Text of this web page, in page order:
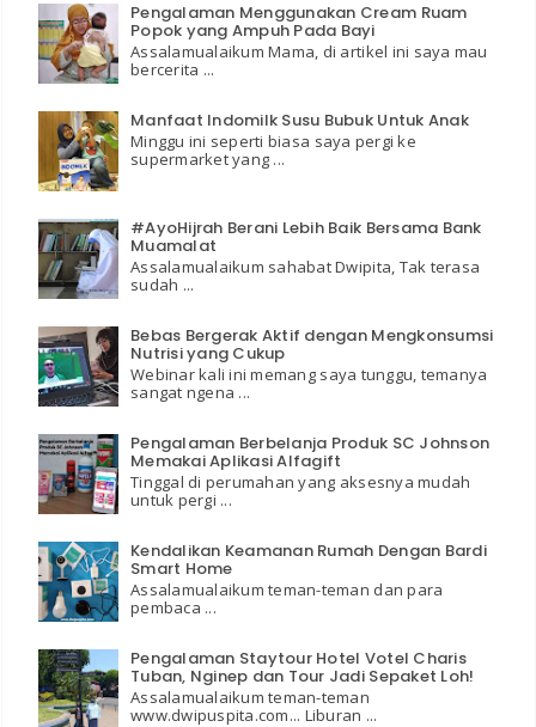
Pengalaman Menggunakan Cream Ruam
Popok yang Ampuh Pada Bayi
Assalamualaikum Mama, di artikel ini saya mau
bercerita ...
Manfaat Indomilk Susu Bubuk Untuk Anak
Minggu ini seperti biasa saya pergi ke
supermarket yang ...
#AyoHijrah Berani Lebih Baik Bersama Bank
Muamalat
Assalamualaikum sahabat Dwipita, Tak terasa
sudah ...
Bebas Bergerak Aktif dengan Mengkonsumsi
Nutrisi yang Cukup
Webinar kali ini memang saya tunggu, temanya
sangat ngena ...
Pengalaman Berbelanja Produk SC Johnson
Memakai Aplikasi Alfagift
Tinggal di perumahan yang aksesnya mudah
untuk pergi ...
Kendalikan Keamanan Rumah Dengan Bardi
Smart Home
Assalamualaikum teman-teman dan para
pembaca ...
Pengalaman Staytour Hotel Votel Charis
Tuban, Nginep dan Tour Jadi Sepaket Loh!
Assalamualaikum teman-teman
www.dwipuspita.com... Liburan ...